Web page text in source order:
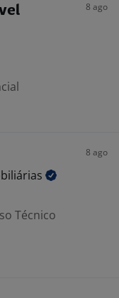
8 ago
8 ago
Técnico